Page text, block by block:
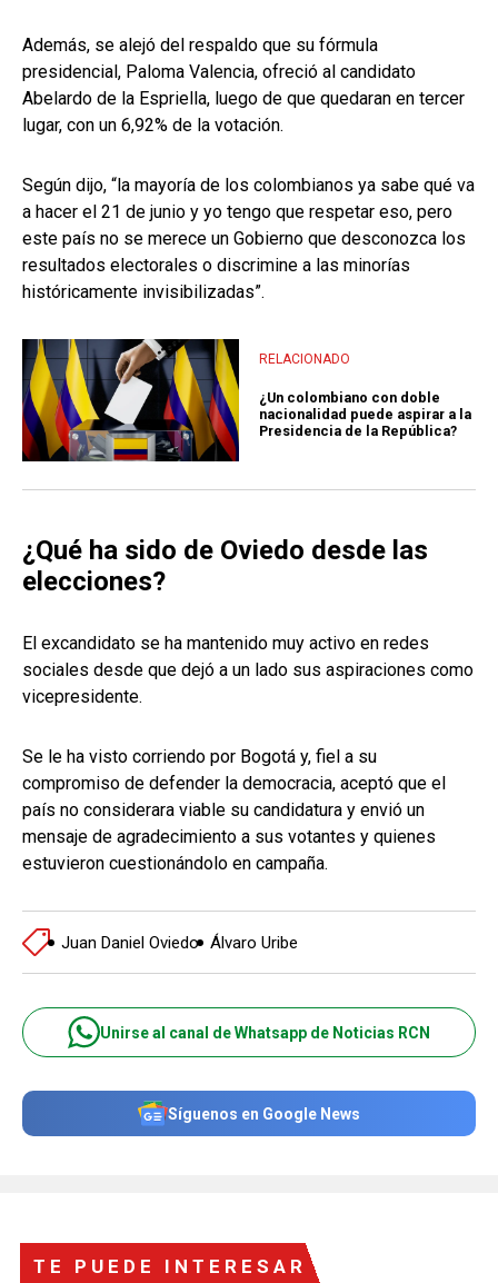
Además, se alejó del respaldo que su fórmula
presidencial, Paloma Valencia, ofreció al candidato
Abelardo de la Espriella, luego de que quedaran en tercer
lugar, con un 6,92% de la votación.
Según dijo, “la mayoría de los colombianos ya sabe qué va
a hacer el 21 de junio y yo tengo que respetar eso, pero
este país no se merece un Gobierno que desconozca los
resultados electorales o discrimine a las minorías
históricamente invisibilizadas”.
RELACIONADO
¿Un colombiano con doble
nacionalidad puede aspirar a la
Presidencia de la República?
¿Qué ha sido de Oviedo desde las
elecciones?
El excandidato se ha mantenido muy activo en redes
sociales desde que dejó a un lado sus aspiraciones como
vicepresidente.
Se le ha visto corriendo por Bogotá y, fiel a su
compromiso de defender la democracia, aceptó que el
país no considerara viable su candidatura y envió un
mensaje de agradecimiento a sus votantes y quienes
estuvieron cuestionándolo en campaña.
Juan Daniel Oviedo Álvaro Uribe
Unirse al canal de Whatsapp de Noticias RCN
Síguenos en Google News
TE PUEDE INTERESAR